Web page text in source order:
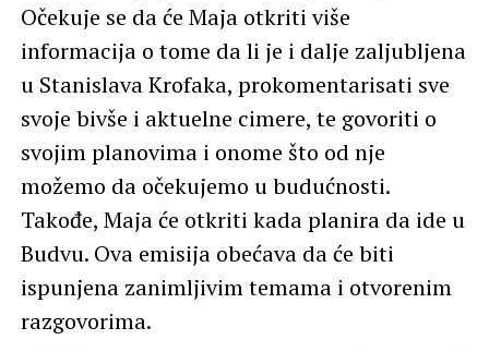
Očekuje se da će Maja otkriti više
informacija o tome da li je i dalje zaljubljena
u Stanislava Krofaka, prokomentarisati sve
svoje bivše i aktuelne cimere, te govoriti o
svojim planovima i onome što od nje
možemo da očekujemo u budućnosti.
Takođe, Maja će otkriti kada planira da ide u
Budvu. Ova emisija obećava da će biti
ispunjena zanimljivim temama i otvorenim
razgovorima.